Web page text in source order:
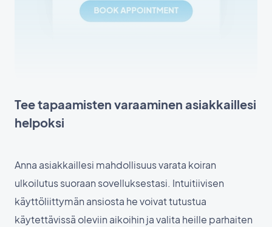
Tee tapaamisten varaaminen asiakkaillesi
helpoksi
Anna asiakkaillesi mahdollisuus varata koiran
ulkoilutus suoraan sovelluksestasi. Intuitiivisen
käyttöliittymän ansiosta he voivat tutustua
käytettävissä oleviin aikoihin ja valita heille parhaiten